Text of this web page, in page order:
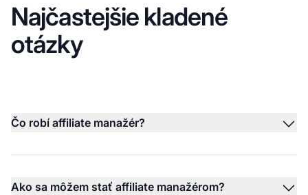
Najčastejšie kladené
otázky
Čo robí affiliate manažér?
Ako sa môžem stať affiliate manažérom?